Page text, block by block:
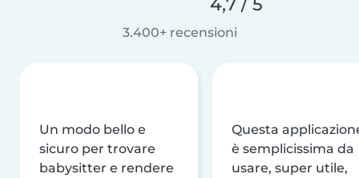
3.400+ recensioni
Un modo bello e
sicuro per trovare
babysitter e rendere
Questa
è semplicissima da
usare, super utile,